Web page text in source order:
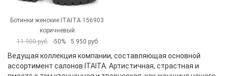
Ботинки женские ITAITA 156903
коричневый
11 900 руб
-50% 5 950 руб
Ведущая коллекция компании, составляющая основной
ассортимент салонов ITAITA. Артистичная, страстная и